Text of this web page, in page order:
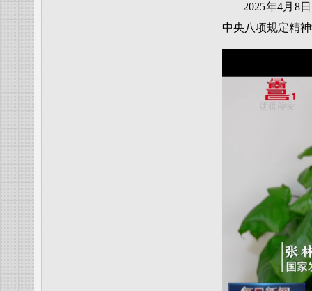
2025年4月8
中央八项规定精